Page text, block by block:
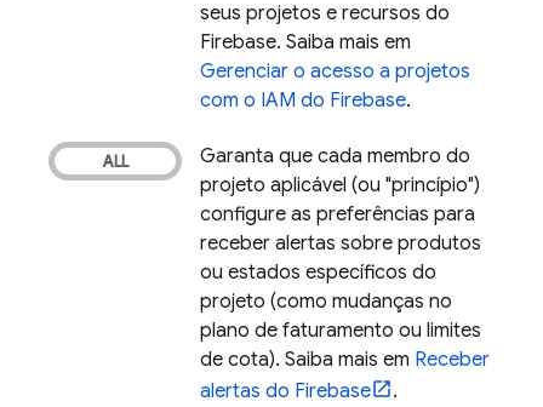
seus projetos e recursos do
Firebase. Saiba mais em
Gerenciar o acesso a projetos
com o IAM do Firebase.
Garanta que cada membro do
projeto aplicável (ou "princípio")
configure as preferências para
receber alertas sobre produtos
ou estados específicos do
projeto (como mudanças no
plano de faturamento ou limites
de cota). Saiba mais em Receber
alertas do Firebase
.